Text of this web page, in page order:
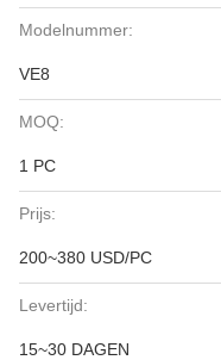
Modelnummer:
VE8
MOQ:
1 PC
Prijs:
200~380 USD/PC
Levertijd:
15~30 DAGEN